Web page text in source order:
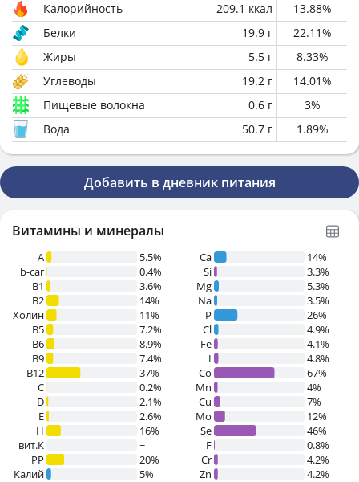
Калорийность 209.1 ккал 13.88%
Белки
19.9 г 22.11%
Жиры
5.5 г 8.33%
Углеводы
19.2 г 14.01%
Пищевые волокна
0.6 г 3%
Вода
50.7 г 1.89%
Добавить в дневник питания
Витамины и минералы
A
5.5%
b-car
0.4%
В1
3.6%
B2
14%
Холин
11%
B5
7.2%
B6
8.9%
B9
7.4%
B12
37%
C
0.2%
D
2.1%
E
2.6%
H
16%
вит.К
~
PP
20%
Калий
5%
Ca
14%
Si
3.3%
Mg
5.3%
Na
3.5%
P
26%
Cl
4.9%
Fe
4.1%
I
4.8%
Co
67%
Mn
4%
Cu
7%
Mo
12%
Se
46%
F
0.8%
Cr
4.2%
Zn
4.2%